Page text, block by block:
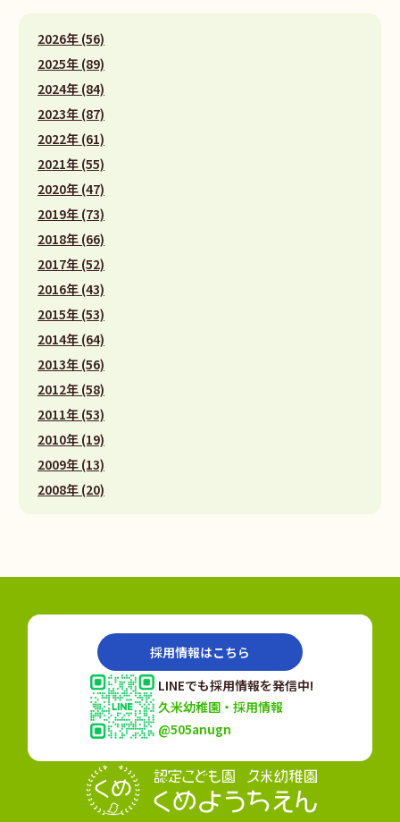
2026年 (56)
2025年 (89)
2024年 (84)
2023年 (87)
2022年 (61)
2021年 (55)
2020年 (47)
2019年 (73)
2018年 (66)
2017年 (52)
2016年 (43)
2015年 (53)
2014年 (64)
2013年 (56)
2012年 (58)
2011年 (53)
2010年 (19)
2009年 (13)
2008年 (20)
採用情報はこちら
LINEでも採用情報を発信中!
久米幼稚園・採用情報
@505anugn